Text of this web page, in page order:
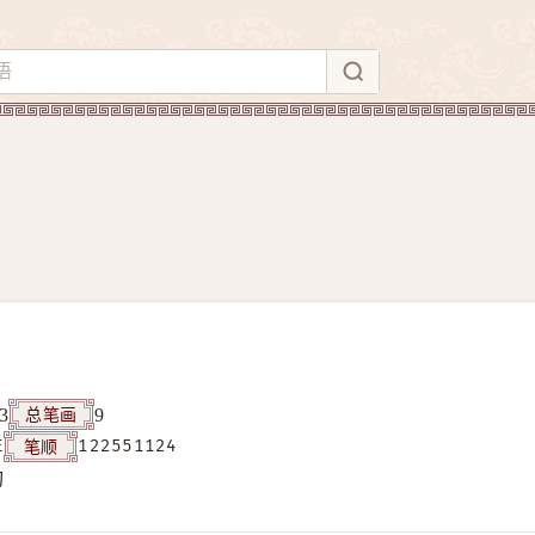
3 总笔画
9
笔顺
122551124